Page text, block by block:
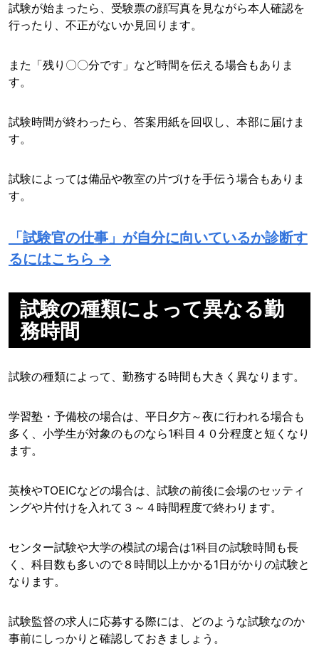
試験が始まったら、受験票の顔写真を見ながら本人確認を
行ったり、不正がないか見回ります。
また「残り〇〇分です」など時間を伝える場合もありま
す。
試験時間が終わったら、答案用紙を回収し、本部に届けま
す。
試験によっては備品や教室の片づけを手伝う場合もありま
す。
「試験官の仕事」が自分に向いているか診断す
るにはこちら →
試験の種類によって異なる勤
務時間
試験の種類によって、勤務する時間も大きく異なります。
学習塾・予備校の場合は、平日夕方～夜に行われる場合も
多く、小学生が対象のものなら1科目４０分程度と短くなり
ます。
英検やTOEICなどの場合は、試験の前後に会場のセッティ
ングや片付けを入れて３～４時間程度で終わります。
センター試験や大学の模試の場合は1科目の試験時間も長
く、科目数も多いので８時間以上かかる1日がかりの試験と
なります。
試験監督の求人に応募する際には、どのような試験なのか
事前にしっかりと確認しておきましょう。